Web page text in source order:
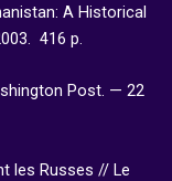
A Historical
416 p.
Post. — 22
les Russes // Le